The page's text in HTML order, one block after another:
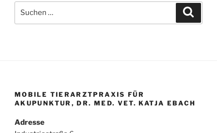
nach:
MOBILE TIERARZTPRAXIS FÜR
AKUPUNKTUR, DR. MED. VET. KATJA EBACH
Adresse